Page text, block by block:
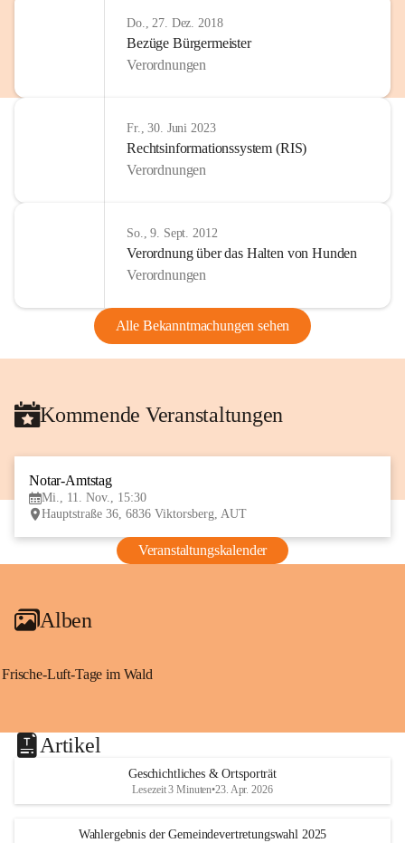
Do., 27. Dez. 2018
Bezüge Bürgermeister
Verordnungen
Fr., 30. Juni 2023
Rechtsinformationssystem (RIS)
Verordnungen
So., 9. Sept. 2012
Verordnung über das Halten von Hunden
Verordnungen
Alle Bekanntmachungen sehen
Kommende Veranstaltungen
Notar-Amtstag
Mi., 11. Nov., 15:30
Hauptstraße 36, 6836 Viktorsberg, AUT
Veranstaltungskalender
Alben
Frische-Luft-Tage im Wald
Artikel
Geschichtliches & Ortsporträt
Lesezeit 3 Minuten•23. Apr. 2026
Wahlergebnis der Gemeindevertretungswahl 2025